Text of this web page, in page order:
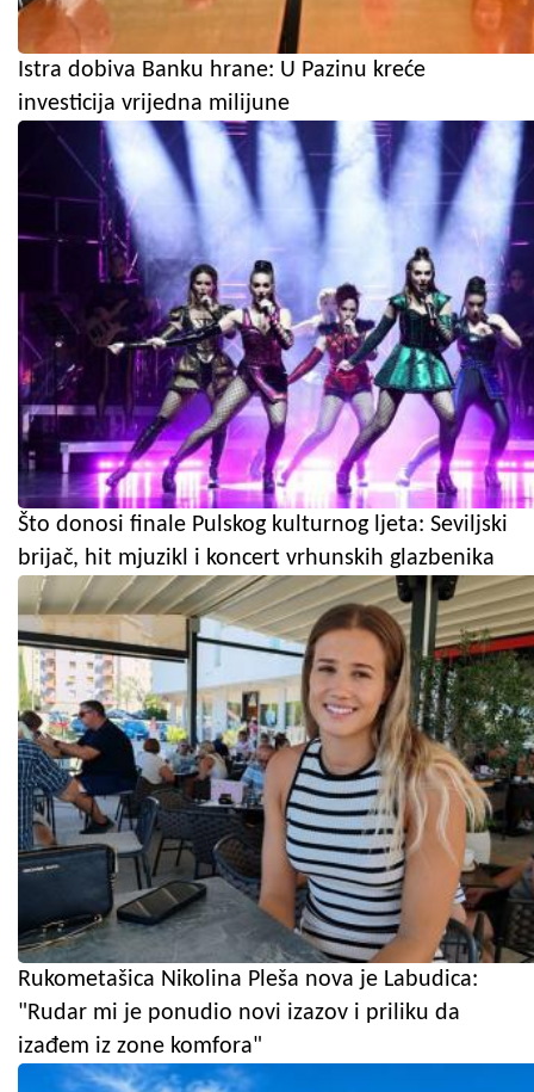
Istra dobiva Banku hrane: U Pazinu kreće
investicija vrijedna milijune
Što donosi finale Pulskog kulturnog ljeta: Seviljski
brijač, hit mjuzikl i koncert vrhunskih glazbenika
Rukometašica Nikolina Pleša nova je Labudica:
"Rudar mi je ponudio novi izazov i priliku da
izađem iz zone komfora"